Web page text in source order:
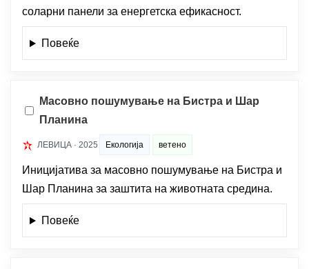
соларни панели за енергетска ефикасност.
Повеќе
Масовно пошумување на Бистра и Шар
Планина
ЛЕВИЦА · 2025 Екологија ветено
Иницијатива за масовно пошумување на Бистра и
Шар Планина за заштита на животната средина.
Повеќе